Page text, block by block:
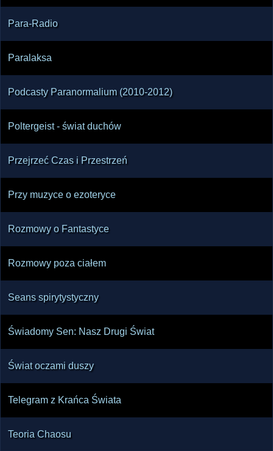
Para-Radio
Paralaksa
Podcasty Paranormalium (2010-2012)
Poltergeist - świat duchów
Przejrzeć Czas i Przestrzeń
Przy muzyce o ezoteryce
Rozmowy o Fantastyce
Rozmowy poza ciałem
Seans spirytystyczny
Świadomy Sen: Nasz Drugi Świat
Świat oczami duszy
Telegram z Krańca Świata
Teoria Chaosu